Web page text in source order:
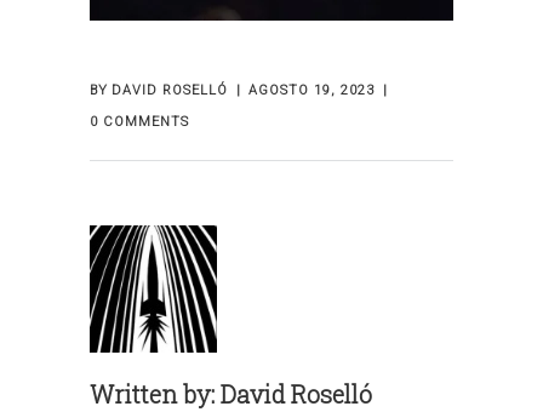
BY DAVID ROSELLÓ
AGOSTO 19, 2023
0 COMMENTS
Written by:David Roselló